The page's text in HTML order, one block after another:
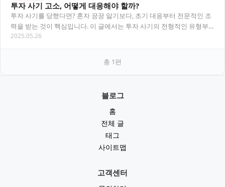
투자 사기 고소, 어떻게 대응해야 할까?
투자 사기를 당했다면? 혼자 끙끙 앓기보다, 초기 대응부터 전문적인 조
력을 받는 것이 핵심입니다. 이 글에서는 투자 사기의 전형적인 유형부
터 고소 절차, 그리고 ‘부산변호사’를 통…
2025.05.26
총 1편
블로그
홈
전체 글
태그
사이트맵
고객센터